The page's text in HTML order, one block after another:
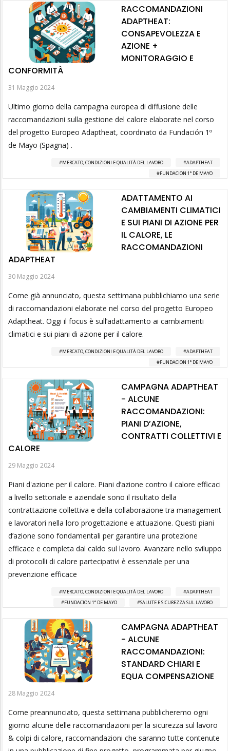
RACCOMANDAZIONI
ADAPTHEAT:
CONSAPEVOLEZZA E
AZIONE +
MONITORAGGIO E
CONFORMITÀ
31 Maggio 2024
Ultimo giorno della campagna europea di diffusione delle
raccomandazioni sulla gestione del calore elaborate nel corso
del progetto Europeo Adaptheat, coordinato da Fundación 1º
de Mayo (Spagna) .
MERCATO, CONDIZIONI E QUALITÀ DEL LAVORO
ADAPTHEAT
FUNDACION 1° DE MAYO
ADATTAMENTO AI
CAMBIAMENTI CLIMATICI
E SUI PIANI DI AZIONE PER
IL CALORE, LE
RACCOMANDAZIONI
ADAPTHEAT
30 Maggio 2024
Come già annunciato, questa settimana pubblichiamo una serie
di raccomandazioni elaborate nel corso del progetto Europeo
Adaptheat. Oggi il focus è sull’adattamento ai cambiamenti
climatici e sui piani di azione per il calore.
MERCATO, CONDIZIONI E QUALITÀ DEL LAVORO
ADAPTHEAT
FUNDACION 1° DE MAYO
CAMPAGNA ADAPTHEAT
- ALCUNE
RACCOMANDAZIONI:
PIANI D’AZIONE,
CONTRATTI COLLETTIVI E
CALORE
29 Maggio 2024
Piani d'azione per il calore. Piani d’azione contro il calore efficaci
a livello settoriale e aziendale sono il risultato della
contrattazione collettiva e della collaborazione tra management
e lavoratori nella loro progettazione e attuazione. Questi piani
d’azione sono fondamentali per garantire una protezione
efficace e completa dal caldo sul lavoro. Avanzare nello sviluppo
di protocolli di calore partecipativi è essenziale per una
prevenzione efficace
MERCATO, CONDIZIONI E QUALITÀ DEL LAVORO
ADAPTHEAT
FUNDACION 1° DE MAYO
SALUTE E SICUREZZA SUL LAVORO
CAMPAGNA ADAPTHEAT
- ALCUNE
RACCOMANDAZIONI:
STANDARD CHIARI E
EQUA COMPENSAZIONE
28 Maggio 2024
Come preannunciato, questa settimana pubblicheremo ogni
giorno alcune delle raccomandazioni per la sicurezza sul lavoro
& colpi di calore, raccomandazioni che saranno tutte contenute